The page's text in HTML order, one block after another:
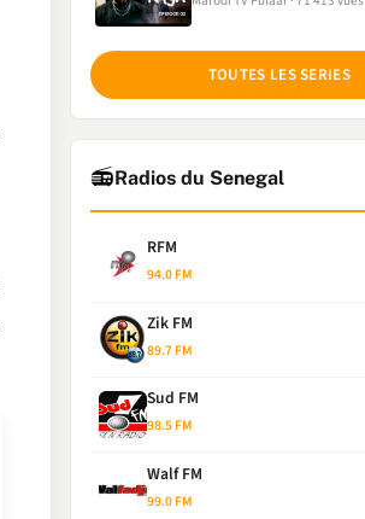
TOUTES LES SERIES
📻Radios du Senegal
RFM
94.0 FM
Zik FM
89.7 FM
Sud FM
98.5 FM
Walf FM
99.0 FM